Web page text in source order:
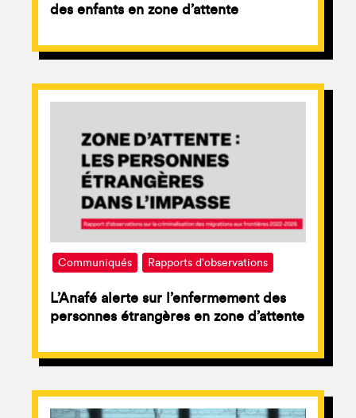
des enfants en zone d’attente
Communiqués Rapports d'observations
L’Anafé alerte sur l’enfermement des
personnes étrangères en zone d’attente